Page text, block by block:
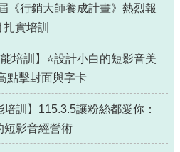
《行銷大師養成計畫》熱烈報
實培訓
培訓】⭐設計小白的短影音美
點擊封面與字卡
培訓】115.3.5讓粉絲都愛你：
短影音經營術